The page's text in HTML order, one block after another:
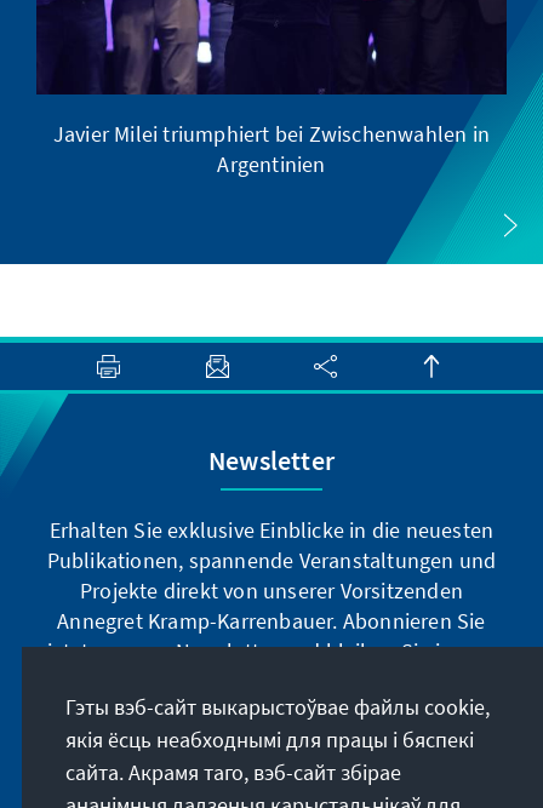
Javier Milei triumphiert bei Zwischenwahlen in
Argentinien
Newsletter
Erhalten Sie exklusive Einblicke in die neuesten
Publikationen, spannende Veranstaltungen und
Projekte direkt von unserer Vorsitzenden
Annegret Kramp-Karrenbauer. Abonnieren Sie
jetzt unseren Newsletter und bleiben Sie immer
Jetzt abonnieren
Гэты вэб-сайт выкарыстоўвае файлы cookie,
якія ёсць неабходнымі для працы і бяспекі
сайта. Акрамя таго, вэб-сайт збірае